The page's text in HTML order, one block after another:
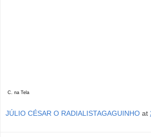
C. na Tela
JÚLIO CÉSAR O RADIALISTAGAGUINHO at